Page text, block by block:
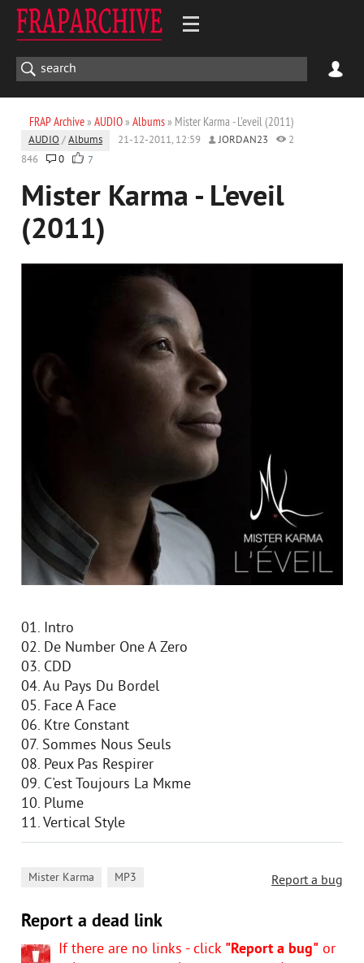
FRAP Archive» AUDIO» Albums» Mister Karma - L'eveil (2011)
AUDIO /Albums 21-12-2011, 12:59 JORDAN23
2
846
0 7
Mister Karma - L'eveil
(2011)
01. Intro
02. De Number One A Zero
03. CDD
04. Au Pays Du Bordel
05. Face A Face
06. Кtre Constant
07. Sommes Nous Seuls
08. Peux Pas Respirer
09. C'est Toujours La Mкme
10. Plume
11. Vertical Style
Report a bug
Mister Karma MP3
Report a dead link
If there are no links - click "Report a bug" or